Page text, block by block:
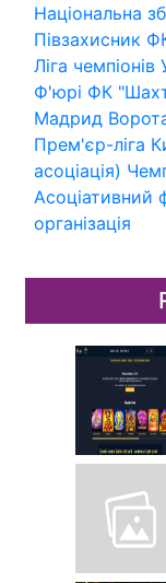
Національна
Півзахисник
Ліга
Ф'юрі ФК
Мадрид
Прем'єр-ліга
асоціація)
Асоціативний
організація